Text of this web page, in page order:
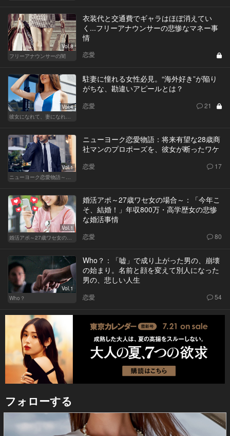
Vol.8
フリーアナウンサーの闇
衣装代と交通費でギャラはほぼ消えてい
く...フリーアナウンサーの悲惨なマネー事
情
恋愛
Vol.4
彼女になれて、妻になれない
駐妻に憧れる女性必見。“海外好き”が陥り
がちな、勘違いアピールとは？
恋愛 21
Vol.1
ニューヨーク恋愛物語～商社マン遥斗の場合～
ニューヨーク恋愛物語：将来有望な28歳商
社マンのプロポーズを、彼女が断ったワケ
恋愛 17
Vol.1
婚活アポ～27歳ワセ女の場合～
婚活アポ～27歳ワセ女の場合～：「今年こ
そ、結婚！」年収800万・高学歴女の悲惨
な婚活事情
恋愛 80
Vol.1
Who？
Who？：「嘘」で成り上がった男の、崩壊
の始まり。名前と顔を変えて別人になった
男の、悲しい人生
恋愛 54
フォローする